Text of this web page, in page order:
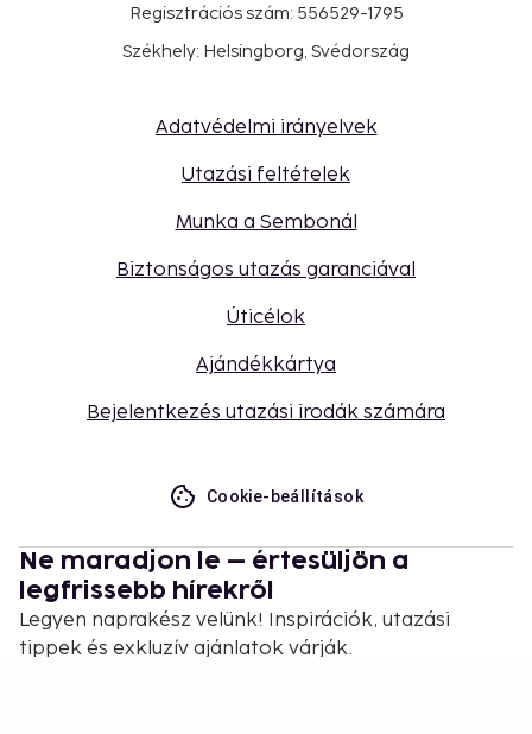
Regisztrációs szám: 556529-1795
Székhely: Helsingborg, Svédország
Adatvédelmi irányelvek
Utazási feltételek
Munka a Sembonál
Biztonságos utazás garanciával
Úticélok
Ajándékkártya
Bejelentkezés utazási irodák számára
Cookie-beállítások
Ne maradjon le – értesüljön a
legfrissebb hírekről
Legyen naprakész velünk! Inspirációk, utazási
tippek és exkluzív ajánlatok várják.